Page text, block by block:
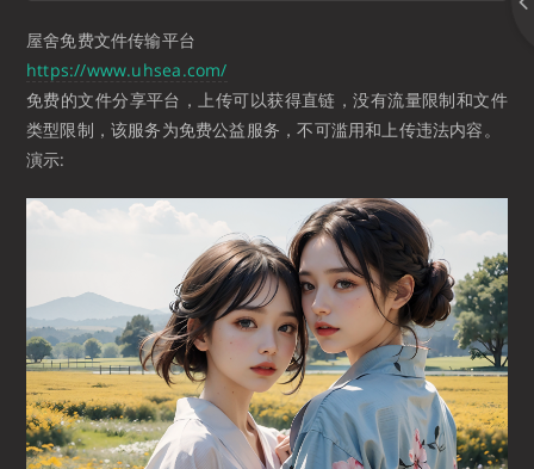
屋舍免费文件传输平台
https://www.uhsea.com/
免费的文件分享平台，上传可以获得直链，没有流量限制和文件
类型限制，该服务为免费公益服务，不可滥用和上传违法内容。
演示: